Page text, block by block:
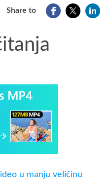
Share to
u manju veličinu